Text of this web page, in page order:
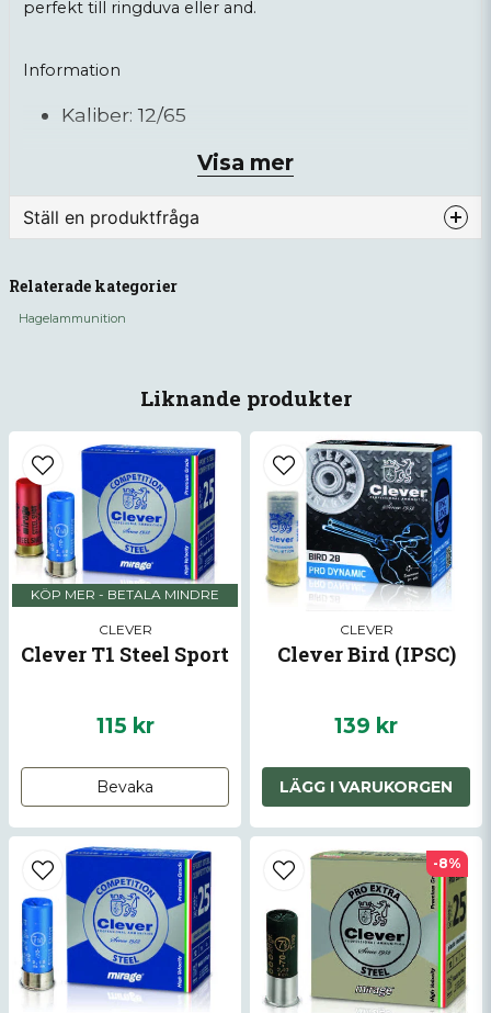
Liknande produkter
KÖP MER - BETALA MINDRE
CLEVER
Clever T1 Steel Sport
115 kr
Bevaka
CLEVER
Clever Bird (IPSC)
139 kr
LÄGG I VARUKORGEN
-8%
perfekt till ringduva eller and.
Information
Kaliber: 12/65
Hagelstorlek: us5
Hagelvikt: 32g
Antal: 25st
Visa mer
Ställ en produktfråga
Fråga oss något om denna produkten...
email
Mejladress
Ja, ni får publicera min fråga
Skicka fråga
Relaterade kategorier
Hagelammunition